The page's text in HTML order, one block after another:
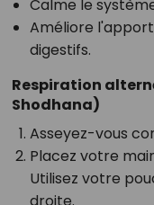
Calme le
Améliore
digestifs.
Respiration
Shodhana)
Asseyez-vous
Placez votre
Utilisez votre
droite.